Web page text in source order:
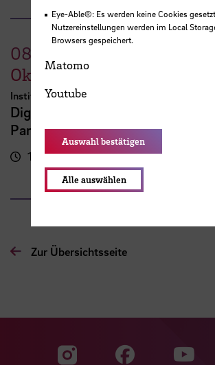
08.
Oktober
Institut für Digitale Teilhabe
Digitale Arbeitswelten inklusiv
Partizipation in der
10:00 - 16:00 Uhr
Campus der
Zur Übersichtsseite
Zu
Eye-Able®: Es werden keine Cookies
Nutzereinstellungen werden im Local
Browsers gespeichert.
Matomo
Youtube
Auswahl bestätigen
Alle auswählen